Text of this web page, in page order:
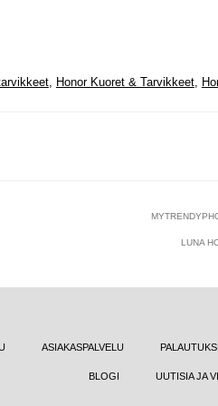
, Honor Kuoret & Tarvikkeet,
LUNA
ASIAKASPALVELU
BLOGI UUTISIA JA